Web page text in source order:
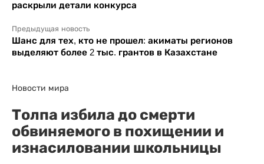
раскрыли детали конкурса
Предыдущая новость
Шанс для тех, кто не прошел: акиматы регионов
выделяют более 2 тыс. грантов в Казахстане
Новости мира
Толпа избила до смерти
обвиняемого в похищении и
изнасиловании школьницы